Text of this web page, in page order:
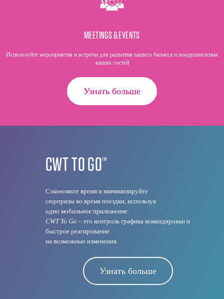
MEETINGS & EVENTS
Используйте мероприятия и встречи для развития вашего бизнеса и воодушевления
ваших гостей
Узнать больше
CWT TO GOTM
Сэкономьте время и минимизируйте
сюрпризы во время поездки, используя
одно мобильное приложение.
CWT To Go – это контроль графика командировки и
быстрое реагирование
на возможные изменения.
Узнать больше